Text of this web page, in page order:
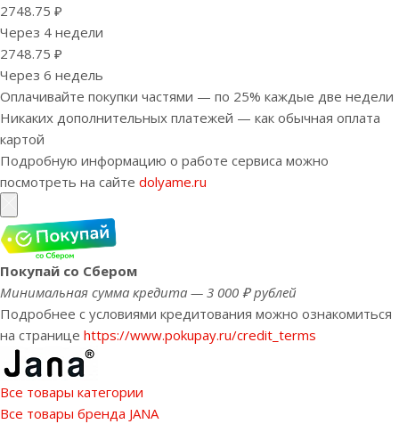
2748.75 ₽
Через 4 недели
2748.75 ₽
Через 6 недель
Оплачивайте покупки частями — по 25% каждые две недели
Никаких дополнительных платежей — как обычная оплата
картой
Подробную информацию о работе сервиса можно
посмотреть на сайте dolyame.ru
Покупай со Сбером
Минимальная сумма кредита — 3 000 ₽ рублей
Подробнее с условиями кредитования можно ознакомиться
на странице https://www.pokupay.ru/credit_terms
Все товары категории
Все товары бренда JANA